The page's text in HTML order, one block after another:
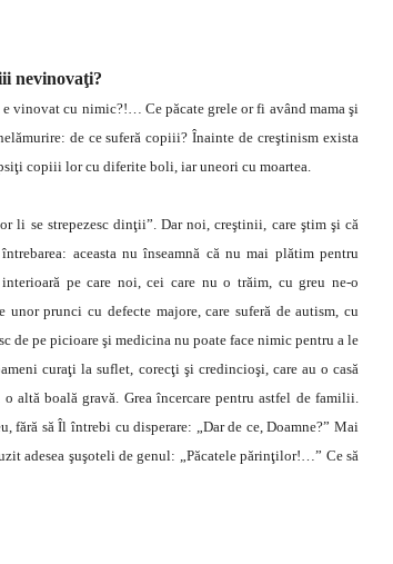
nevinovaţi?
vinovat cu nimic?!… Ce păcate grele or fi având mama şi
de ce suferă copiii? Înainte de creştinism exista
copiii lor cu diferite boli, iar uneori cu moartea.
li se strepezesc dinţii”. Dar noi, creştinii, care ştim şi că
aceasta nu înseamnă că nu mai plătim pentru
pe care noi, cei care nu o trăim, cu greu ne-o
prunci cu defecte majore, care suferă de autism, cu
de pe picioare şi medicina nu poate face nimic pentru a le
curaţi la suflet, corecţi şi credincioşi, care au o casă
altă boală gravă. Grea încercare pentru astfel de familii.
fără să Îl întrebi cu disperare: „Dar de ce, Doamne?” Mai
adesea şuşoteli de genul: „Păcatele părinţilor!…” Ce să